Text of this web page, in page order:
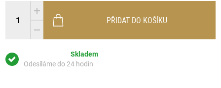
Skladem
Odesíláme do 24 hodin
PŘIDAT DO KOŠÍKU